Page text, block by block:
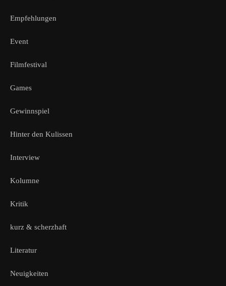
Empfehlungen
Event
Filmfestival
Games
Gewinnspiel
Hinter den Kulissen
Interview
Kolumne
Kritik
kurz & scherzhaft
Literatur
Neuigkeiten